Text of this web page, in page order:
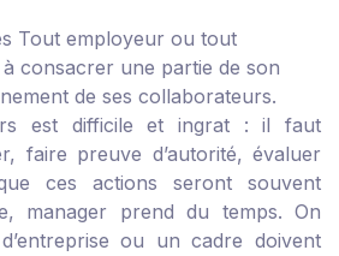
Tout employeur ou tout
consacrer une partie de son
de ses collaborateurs.
est difficile et ingrat : il faut
faire preuve d’autorité, évaluer
ces actions seront souvent
manager prend du temps. On
ou un cadre doivent